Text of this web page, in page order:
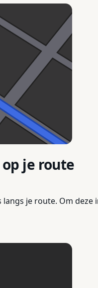
je route
je route. Om